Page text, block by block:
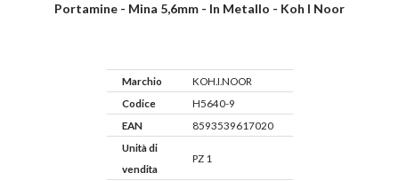
Portamine - Mina 5,6mm - In Metallo - Koh I Noor
Marchio
KOH.I.NOOR
Codice
H5640-9
EAN
8593539617020
Unità di
vendita
PZ 1